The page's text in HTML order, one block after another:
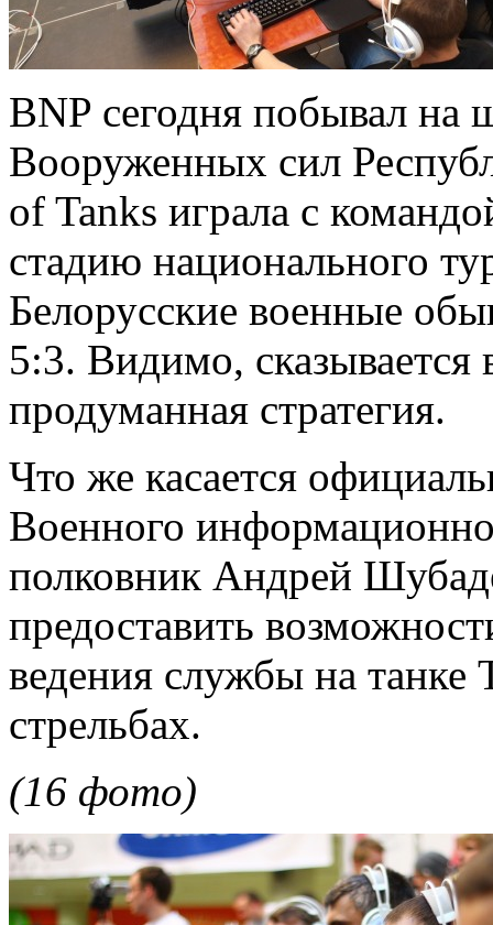
BNP сегодня побывал на
Вооруженных сил
of Tanks играла с
стадию национального
Белорусские военные
5:3. Видимо, сказывается
продуманная стратегия.
Что же касается
Военного
полковник Андрей
предоставить
ведения службы на танке
стрельбах.
(16 фото)